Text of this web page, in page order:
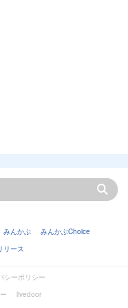
みんかぶ
みんかぶChoice
リース
シーポリシー
livedoor